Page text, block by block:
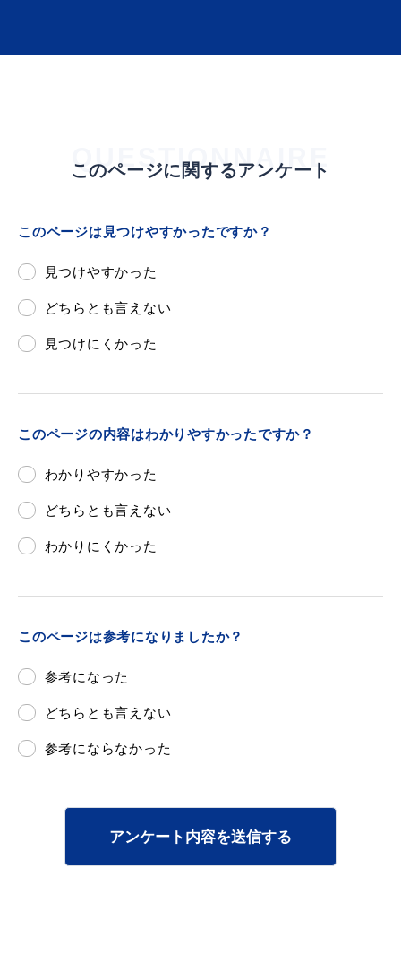
気象情報リンク集
窓口案内
ダウンロード
QUESTIONNAIRE
このページに関するアンケート
このページは見つけやすかったですか？
見つけやすかった
どちらとも言えない
見つけにくかった
このページの内容はわかりやすかったですか？
わかりやすかった
どちらとも言えない
わかりにくかった
このページは参考になりましたか？
参考になった
どちらとも言えない
参考にならなかった
アンケート内容を送信する